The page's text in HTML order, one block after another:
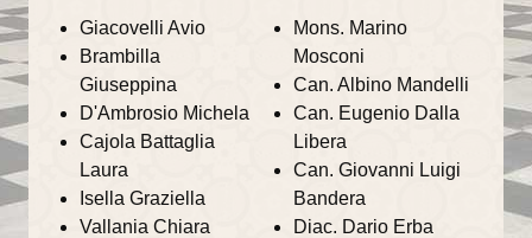
Cultura e musica
La Biblioteca Capitolare
Gli Organi del Duomo
Le Campane del Duomo
Giacovelli Avio
Brambilla
Giuseppina
D'Ambrosio Michela
Cajola Battaglia
Laura
Isella Graziella
Vallania Chiara
Mons. Marino
Mosconi
Can. Albino Mandelli
Can. Eugenio Dalla
Libera
Can. Giovanni Luigi
Bandera
Diac. Dario Erba